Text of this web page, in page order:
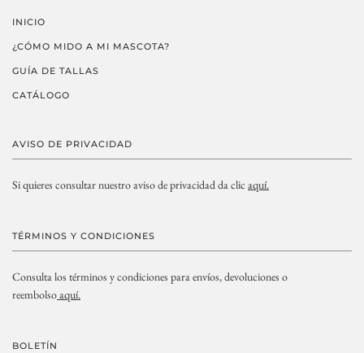
INICIO
¿CÓMO MIDO A MI MASCOTA?
GUÍA DE TALLAS
CATÁLOGO
AVISO DE PRIVACIDAD
Si quieres consultar nuestro aviso de privacidad da clic aquí.
TÉRMINOS Y CONDICIONES
Consulta los términos y condiciones para envíos, devoluciones o
reembolsoaquí.
BOLETÍN